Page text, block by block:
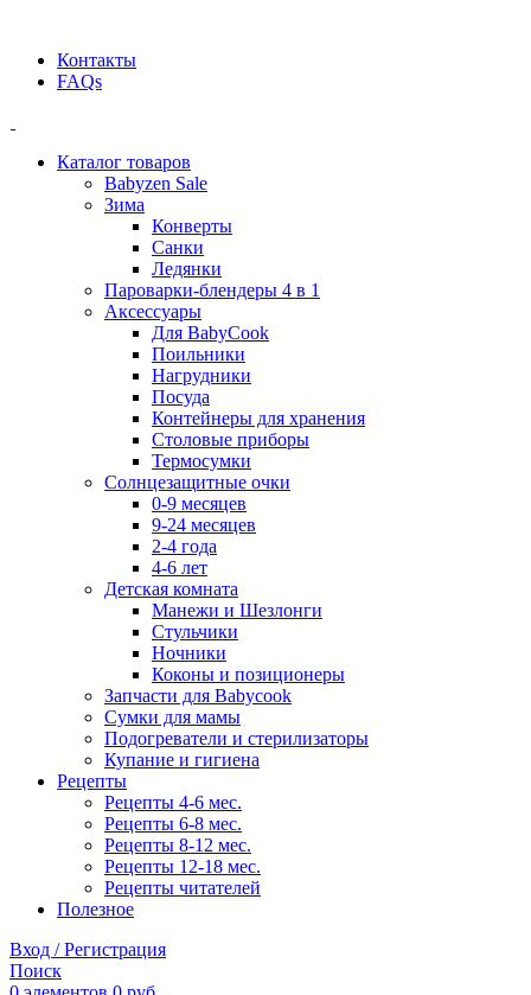
Контакты
FAQs
Каталог товаров
Babyzen Sale
Зима
Конверты
Санки
Ледянки
Пароварки-блендеры 4 в 1
Аксессуары
Для BabyCook
Поильники
Нагрудники
Посуда
Контейнеры для хранения
Столовые приборы
Термосумки
Солнцезащитные очки
0-9 месяцев
9-24 месяцев
2-4 года
4-6 лет
Детская комната
Манежи и Шезлонги
Стульчики
Ночники
Коконы и позиционеры
Запчасти для Babycook
Сумки для мамы
Подогреватели и стерилизаторы
Купание и гигиена
Рецепты
Рецепты 4-6 мес.
Рецепты 6-8 мес.
Рецепты 8-12 мес.
Рецепты 12-18 мес.
Рецепты читателей
Полезное
Вход / Регистрация
Поиск